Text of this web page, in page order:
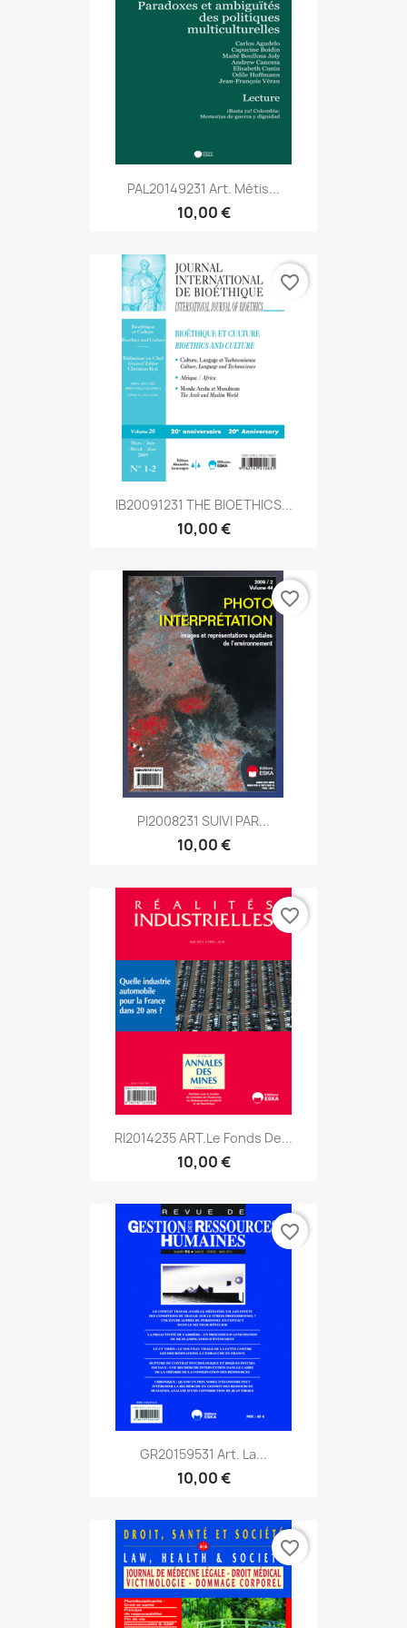
PAL20149231 Art. Métis...
10,00 €
IB20091231 THE BIOETHICS...
10,00 €
favorite_border
PI2008231 SUIVI PAR...
10,00 €
favorite_border
RI2014235 ART.Le Fonds De...
10,00 €
favorite_border
GR20159531 Art. La...
10,00 €
favorite_border
favorite_border